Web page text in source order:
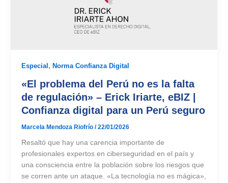
Especial, Norma Confianza Digital
«El problema del Perú no es la falta
de regulación» – Erick Iriarte, eBIZ |
Confianza digital para un Perú seguro
Marcela Mendoza Riofrío /22/01/2026
Resaltó que hay una carencia importante de
profesionales expertos en ciberseguridad en el país y
una consciencia entre la población sobre los riesgos que
se corren ante un ataque. «La tecnología no es mágica»,